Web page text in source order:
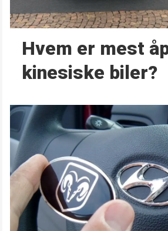
Hvem er mest
kinesiske biler?